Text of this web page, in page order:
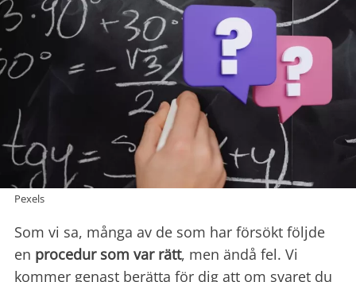
Pexels
Som vi sa, många av de som har försökt följde
en procedur som var rätt, men ändå fel. Vi
kommer genast berätta för dig att om svaret du